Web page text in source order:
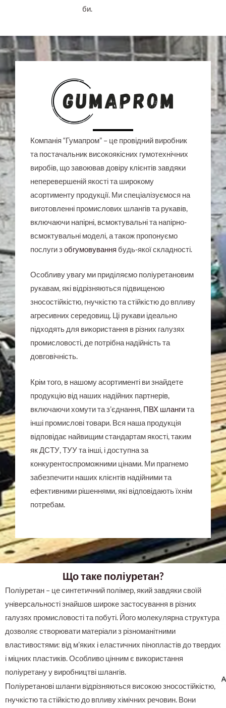
би.
Компанія “Гумапром” – це провідний виробник
та постачальник високоякісних гумотехнічних
виробів, що завоював довіру клієнтів завдяки
неперевершеній якості та широкому
асортименту продукції. Ми спеціалізуємося на
виготовленні промислових шлангів та рукавів,
включаючи напірні, всмоктувальні та напірно-
всмоктувальні моделі, а також пропонуємо
послуги зобгумовування будь-якої складності.
Особливу увагу ми приділяємо поліуретановим
рукавам, які відрізняються підвищеною
зносостійкістю, гнучкістю та стійкістю до впливу
агресивних середовищ. Ці рукави ідеально
підходять для використання в різних галузях
промисловості, де потрібна надійність та
довговічність.
Крім того, в нашому асортименті ви знайдете
продукцію від наших надійних партнерів,
включаючи хомути та з’єднання, ПВХ шлангита
інші промислові товари. Вся наша продукція
відповідає найвищим стандартам якості, таким
як ДСТУ, ТУУ та інші, і доступна за
конкурентоспроможними цінами. Ми прагнемо
забезпечити наших клієнтів надійними та
ефективними рішеннями, які відповідають їхнім
потребам.
Що таке поліуретан?
Поліуретан – це синтетичний полімер, який завдяки своїй
універсальності знайшов широке застосування в різних
галузях промисловості та побуті. Його молекулярна структура
дозволяє створювати матеріали з різноманітними
властивостями: від м’яких і еластичних пінопластів до твердих
і міцних пластиків. Особливо цінним є використання
поліуретану у виробництві шлангів.
Поліуретанові шланги відрізняються високою зносостійкістю,
гнучкістю та стійкістю до впливу хімічних речовин. Вони